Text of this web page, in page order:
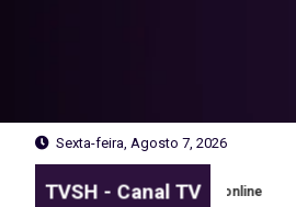
Sexta-feira, Agosto 7, 2026
TVSH - Canal TV
Autarquia apela ao online